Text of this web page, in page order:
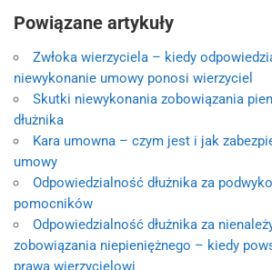
Powiązane artykuły
Zwłoka wierzyciela – kiedy
niewykonanie umowy ponosi wierzyciel
Skutki niewykonania zobowiązania
dłużnika
Kara umowna – czym jest i jak
umowy
Odpowiedzialność dłużnika za
pomocników
Odpowiedzialność dłużnika za
zobowiązania niepieniężnego – kiedy
prawa wierzycielowi